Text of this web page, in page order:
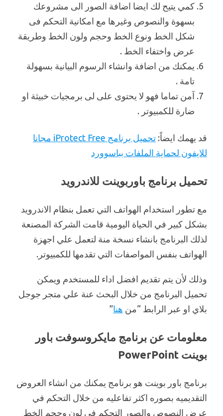
كمي يتيح لك ايضا اضافة الصور الى مشروعك
بسهوة والنصوص وغيرها مع امكانية التحكم فى
شكل الخط ونوع الخط وحجم ولون الخط وطريقة
عرض واختفاء الخط .
يمكنك من اضافة وانشاء الرسوم البيانية بسهولة
تامة .
آمن تماما فهو لا يحتوى على لى برمجيات خبيثة او
ضارة للكمبيوتر .
قد يهمك ايضاً:
تحميل برنامج iProtect Free مجانا
للايفون لحماية الملفات بباسوورد
تحميل برنامج باوربوينت للاندرويد
مع تطور استخدام الهواتف التي تعمل بنظام الاندرويد
بشكل كبير في الحياة اليومية قامت الشركة المصنعة
لذلك البرنامج بانشاء نسخة منة لتعمل علي اجهزة
الهواتف بنفس المواصفات التي تقدمها للكمبيوتر.
وذلك لأن يتم تقديم افضل اداء للمستخدم ويمكن
تحميل البرنامج من خلال البحث عنة علي متجر جوجل
بلاي او عبر الرابط “من هنا”
معلومات عن برنامج مايكروسوفت باور
بوينت PowerPoint
برنامج باور بوينت هو برنامج يمكنك من انشاء العروض
التقديميه بصوره اكثر تفاعليه من خلال التحكم في
عرض النصوص والصور التحكم في لون وحجم الخط